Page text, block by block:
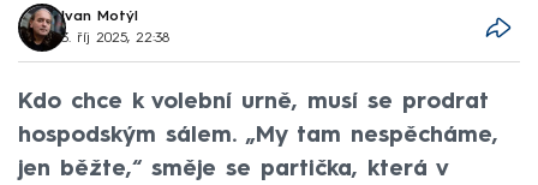
Ivan Motýl
3. říj 2025, 22:38
Kdo chce k volební urně, musí se prodrat
hospodským sálem. „My tam nespěcháme,
jen běžte,“ směje se partička, která v